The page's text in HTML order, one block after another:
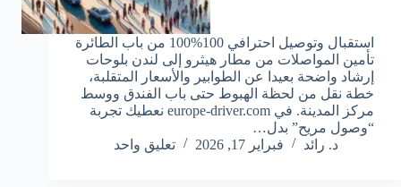
استقبال وتوصيل احترافي 100%100 من باب الطائرة
تأمين المواصلات من مطار هيثرو إلى لندن بلوحات
إرشاد واضحة بعيدا عن الطوابير والأسعار المتقلبة،
خطة نقل من لحظة الهبوط حتى باب الفندق ووسط
مركز المدينة. في europe-driver.com نعطيك تجربة
“وصول مريح” بدل…
د. رائد
فبراير 17, 2026 تعليق واحد